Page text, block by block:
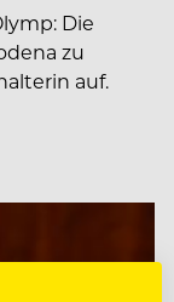
Die
zu
auf.